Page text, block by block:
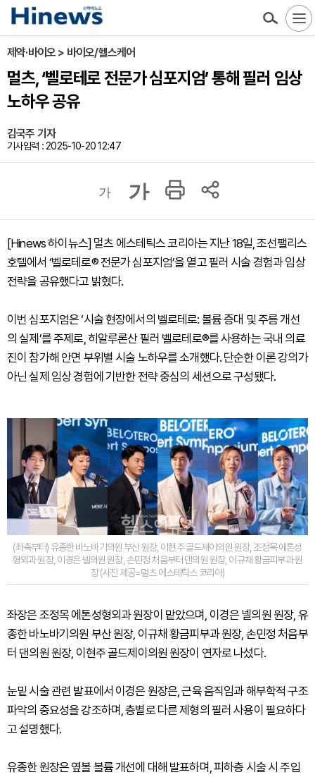
제약·바이오 > 바이오/헬스케어
멀츠, ‘벨로테로 전문가 심포지엄’ 통해 필러 임상
노하우 공유
김국주 기자
기사입력 : 2025-10-20 12:47
가 가
[Hinews 하이뉴스] 멀츠 에스테틱스 코리아는 지난 18일, 조선팰리스
호텔에서 ‘벨로테로® 전문가 심포지엄’을 열고 필러 시술 경험과 임상
전략을 공유했다고 밝혔다.
이번 심포지엄은 ‘시술 현장에서의 벨로테로: 볼륨 증대 및 주름 개선
의 실제’를 주제로, 히알루론산 필러 벨로테로®를 사용하는 국내 의료
진이 참가해 안면 부위별 시술 노하우를 소개했다. 단순한 이론 강의가
아닌 실제 임상 경험에 기반한 전략 중심의 세션으로 구성됐다.
(좌측부터) 유종한 바노바기의원 부산 원장, 이현주 골드제이의원 원장, 조정목 에톤성
형외과 원장, 이경은 넬의원 원장, 손민정 처음부터 댄의원 원장, 이규채 황금피부과 원
장 (사진 제공=멀츠 에스테틱스 코리아)
좌장은 조정목 에톤성형외과 원장이 맡았으며, 이경은 넬의원 원장, 유
종한 바노바기의원 부산 원장, 이규채 황금피부과 원장, 손민정 처음부
터 댄의원 원장, 이현주 골드제이의원 원장이 연자로 나섰다.
눈밑 시술 관련 발표에서 이경은 원장은, 근육 움직임과 해부학적 구조
파악의 중요성을 강조하며, 층별로 다른 제형의 필러 사용이 필요하다
고 설명했다.
유종한 원장은 옆볼 볼륨 개선에 대해 발표하며, 피하층 시술 시 주입